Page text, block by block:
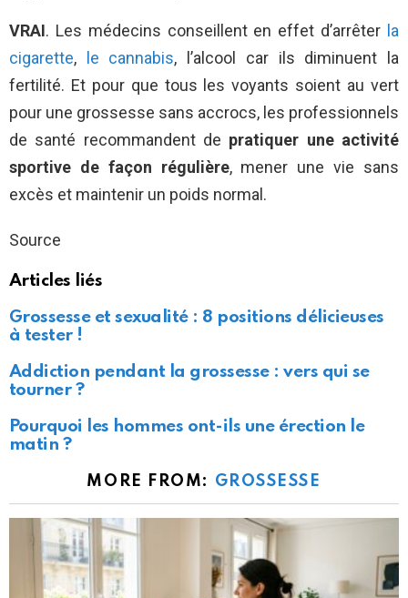
VRAI. Les médecins conseillent en effet d’arrêter la
cigarette, le cannabis, l’alcool car ils diminuent la
fertilité. Et pour que tous les voyants soient au vert
pour une grossesse sans accrocs, les professionnels
de santé recommandent de pratiquer une activité
sportive de façon régulière, mener une vie sans
excès et maintenir un poids normal.
Source
Articles liés
Grossesse et sexualité : 8 positions délicieuses
à tester !
Addiction pendant la grossesse : vers qui se
tourner ?
Pourquoi les hommes ont-ils une érection le
matin ?
MORE FROM: GROSSESSE